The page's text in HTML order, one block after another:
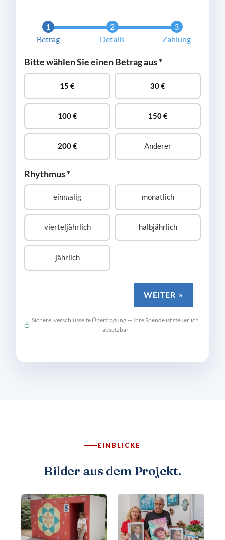
Betrag Details Zahlung
Bitte wählen Sie einen Betrag aus*
15 € 30€
100€ 150€
200€ Anderer
Rhythmus*
einmalig monatlich
vierteljährlich halbjährlich
jährlich
»
Sichere, verschlüsselte Übertragung — Ihre Spende ist steuerlich
absetzbar
EINBLICKE
Bilder aus dem Projekt.